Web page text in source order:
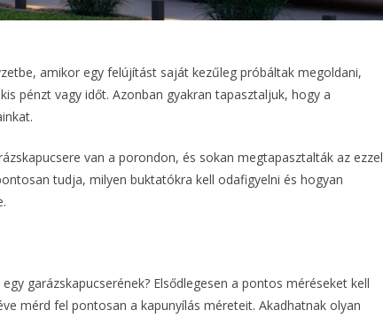
amikor egy felújítást saját kezűleg próbáltak megoldani,
pénzt vagy időt. Azonban gyakran tapasztaljuk, hogy a
van a porondon, és sokan megtapasztalták az ezzel
tudja, milyen buktatókra kell odafigyelni és hogyan
garázskapucserének? Elsődlegesen a pontos méréseket kell
mérd fel pontosan a kapunyílás méreteit. Akadhatnak olyan